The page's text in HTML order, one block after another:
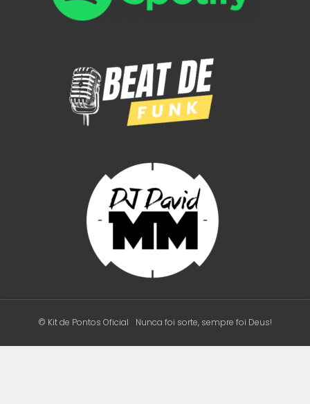
© Kit de Pontos Oficial Nunca foi sorte, sempre foi Deus!